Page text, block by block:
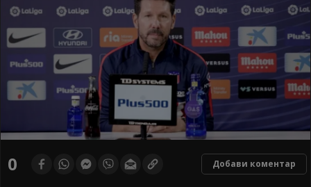
0 Добави коментар